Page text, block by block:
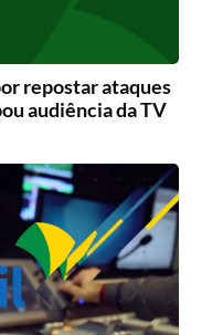
repostar ataques
audiência da TV